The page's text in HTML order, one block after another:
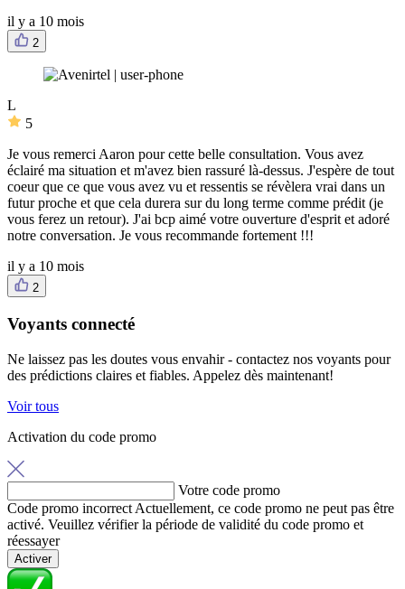
il y a 10 mois
2
L
5
Je vous remerci Aaron pour cette belle consultation. Vous avez
éclairé ma situation et m'avez bien rassuré là-dessus. J'espère de tout
coeur que ce que vous avez vu et ressentis se révèlera vrai dans un
futur proche et que cela durera sur du long terme comme prédit (je
vous ferez un retour). J'ai bcp aimé votre ouverture d'esprit et adoré
notre conversation. Je vous recommande fortement !!!
il y a 10 mois
2
Voyants connecté
Ne laissez pas les doutes vous envahir - contactez nos voyants pour
des prédictions claires et fiables. Appelez dès maintenant!
Voir tous
Activation du code promo
Votre code promo
Code promo incorrect Actuellement, ce code promo ne peut pas être
activé. Veuillez vérifier la période de validité du code promo et
réessayer
Activer